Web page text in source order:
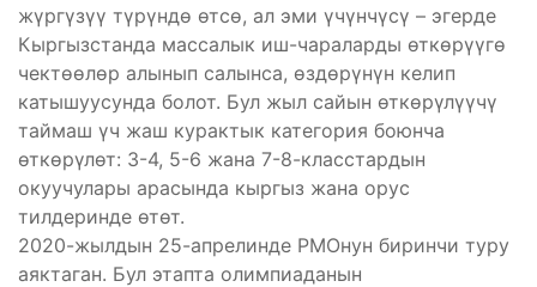
жүргүзүү түрүндө өтсө, ал эми үчүнчүсү – эгерде
Кыргызстанда массалык иш-чараларды өткөрүүгө
чектөөлөр алынып салынса, өздөрүнүн келип
катышуусунда болот. Бул жыл сайын өткөрүлүүчү
таймаш үч жаш курактык категория боюнча
өткөрүлөт: 3-4, 5-6 жана 7-8-класстардын
окуучулары арасында кыргыз жана орус
тилдеринде өтөт.
2020-жылдын 25-апрелинде РМОнун биринчи туру
аяктаган. Бул этапта олимпиаданын